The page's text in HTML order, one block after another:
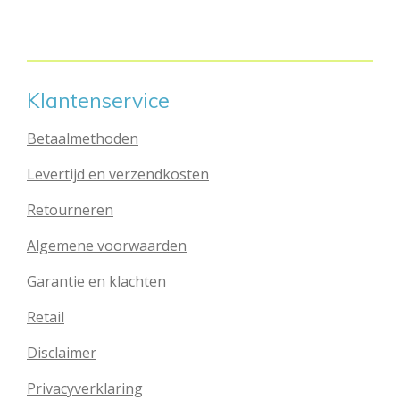
Klantenservice
Betaalmethoden
Levertijd en verzendkosten
Retourneren
Algemene voorwaarden
Garantie en klachten
Retail
Disclaimer
Privacyverklaring